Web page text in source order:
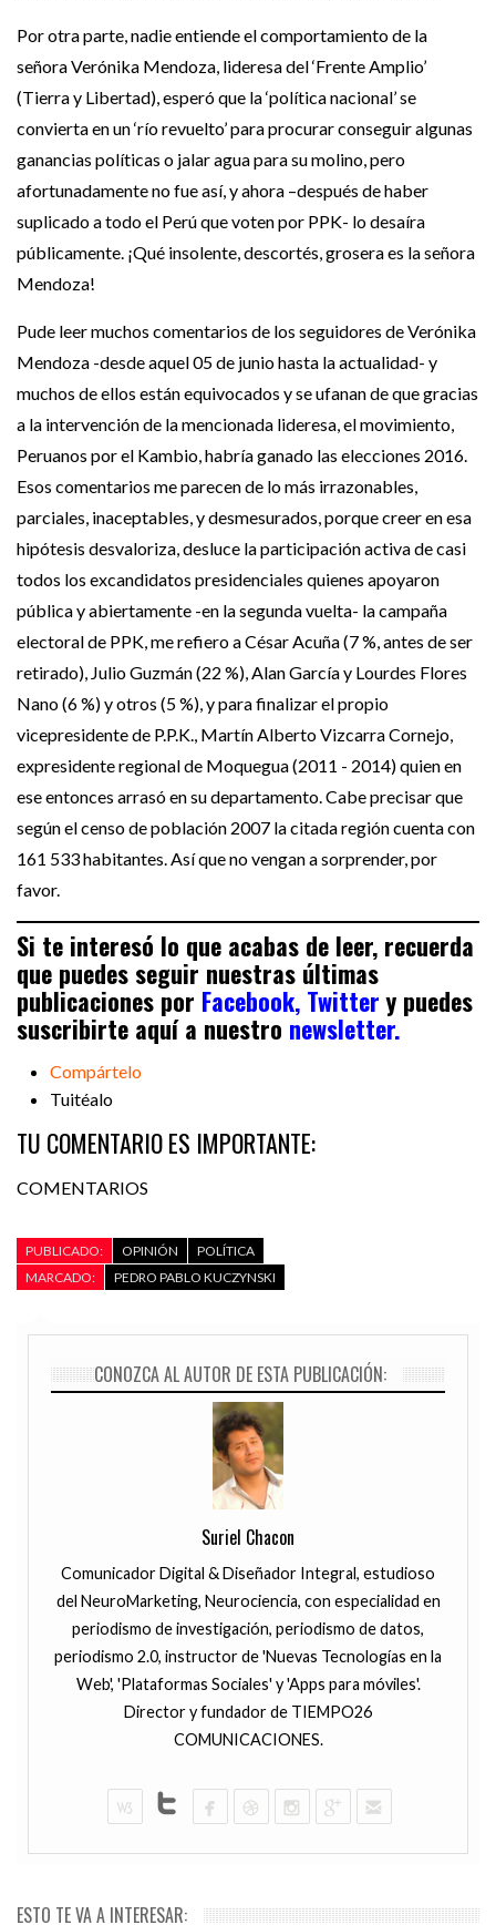
Por otra parte, nadie entiende el comportamiento de la
señora Verónika Mendoza, lideresa del ‘Frente Amplio’
(Tierra y Libertad), esperó que la ‘política nacional’ se
convierta en un ‘río revuelto’ para procurar conseguir algunas
ganancias políticas o jalar agua para su molino, pero
afortunadamente no fue así, y ahora –después de haber
suplicado a todo el Perú que voten por PPK- lo desaíra
públicamente. ¡Qué insolente, descortés, grosera es la señora
Mendoza!
Pude leer muchos comentarios de los seguidores de Verónika
Mendoza -desde aquel 05 de junio hasta la actualidad- y
muchos de ellos están equivocados y se ufanan de que gracias
a la intervención de la mencionada lideresa, el movimiento,
Peruanos por el Kambio, habría ganado las elecciones 2016.
Esos comentarios me parecen de lo más irrazonables,
parciales, inaceptables, y desmesurados, porque creer en esa
hipótesis desvaloriza, desluce la participación activa de casi
todos los excandidatos presidenciales quienes apoyaron
pública y abiertamente -en la segunda vuelta- la campaña
electoral de PPK, me refiero a César Acuña (7 %, antes de ser
retirado), Julio Guzmán (22 %), Alan García y Lourdes Flores
Nano (6 %) y otros (5 %), y para finalizar el propio
vicepresidente de P.P.K., Martín Alberto Vizcarra Cornejo,
expresidente regional de Moquegua (2011 - 2014) quien en
ese entonces arrasó en su departamento. Cabe precisar que
según el censo de población 2007 la citada región cuenta con
161 533 habitantes. Así que no vengan a sorprender, por
favor.
Si te interesó lo que acabas de leer, recuerda
que puedes seguir nuestras últimas
publicaciones por Facebook, Twitter y puedes
suscribirte aquí a nuestro newsletter.
Compártelo
Tuitéalo
TU COMENTARIO ES IMPORTANTE:
COMENTARIOS
PUBLICADO: OPINIÓN
POLÍTICA
MARCADO:
PEDRO PABLO KUCZYNSKI
CONOZCA AL AUTOR DE ESTA PUBLICACIÓN:
Suriel Chacon
Comunicador Digital & Diseñador Integral, estudioso
del NeuroMarketing, Neurociencia, con especialidad en
periodismo de investigación, periodismo de datos,
periodismo 2.0, instructor de 'Nuevas Tecnologías en la
Web', 'Plataformas Sociales' y 'Apps para móviles'.
Director y fundador de TIEMPO26
COMUNICACIONES.
ESTO TE VA A INTERESAR: